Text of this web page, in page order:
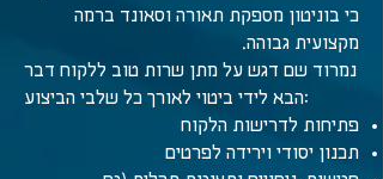
כי בוניטון מספקת תאורה וסאונד ברמה
מקצועית גבוהה.
נמרוד שם דגש על מתן שרות טוב ללקוח דבר
הבא לידי ביטוי לאורך כל שלבי הביצוע:
פתיחות לדרישות הלקוח
תכנון יסודי וירידה לפרטים